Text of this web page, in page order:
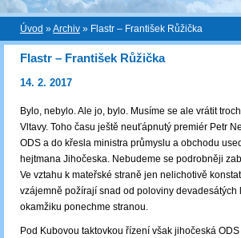
Úvod »Archiv » Flastr – František Růžička
Flastr – František Růžička
14. 2. 2017
Bylo, nebylo. Ale jo, bylo. Musíme se ale vrátit
Vltavy. Toho času ještě neuťápnutý premiér Petr
ODS a do křesla ministra průmyslu a obchodu
hejtmana Jihočeska. Nebudeme se podrobněji
Ve vztahu k mateřské straně jen nelichotivě
vzájemně požírají snad od poloviny devadesátých
okamžiku ponechme stranou.
Pod Kubovou taktovkou řízení však jihočeská